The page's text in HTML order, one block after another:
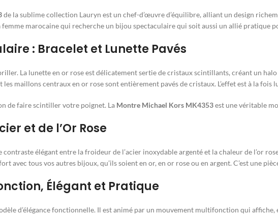
de la sublime collection Lauryn est un chef-d’œuvre d’équilibre, alliant un design
femme marocaine qui recherche un bijou spectaculaire qui soit aussi un allié pratique
: Bracelet et Lunette Pavés
La lunette en or rose est délicatement sertie de cristaux scintillants, créant un
maillons centraux en or rose sont entièrement pavés de cristaux. L’effet est à la
de faire scintiller votre poignet. La Montre Michael Kors MK4353est une véritable
et de l’Or Rose
contraste élégant entre la froideur de l’acier inoxydable argenté et la chaleur de l’or
avec tous vos autres bijoux, qu’ils soient en or, en or rose ou en argent. C’est une
Élégant et Pratique
d’élégance fonctionnelle. Il est animé par un mouvement multifonction qui affiche,